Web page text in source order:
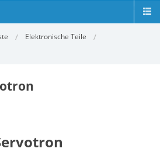
Elektronische Teile